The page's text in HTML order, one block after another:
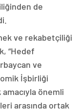
de
ve rekabetçiliği
“Hedef
ve
İşbirliği
önemli
arasında ortak